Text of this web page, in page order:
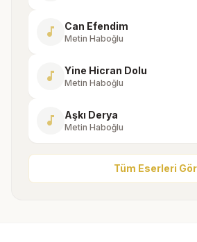
music_note Can Efendim
Metin Haboğlu
music_note Yine Hicran Dolu
Metin Haboğlu
music_note Aşkı Derya
Metin Haboğlu
Tüm Eserleri Gör